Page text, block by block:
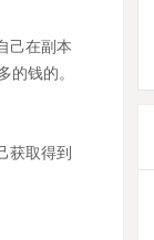
己在副本
的钱的。
获取得到